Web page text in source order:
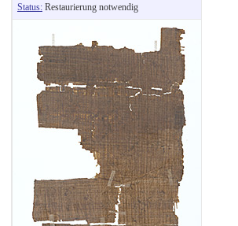
Status: Restaurierung notwendig